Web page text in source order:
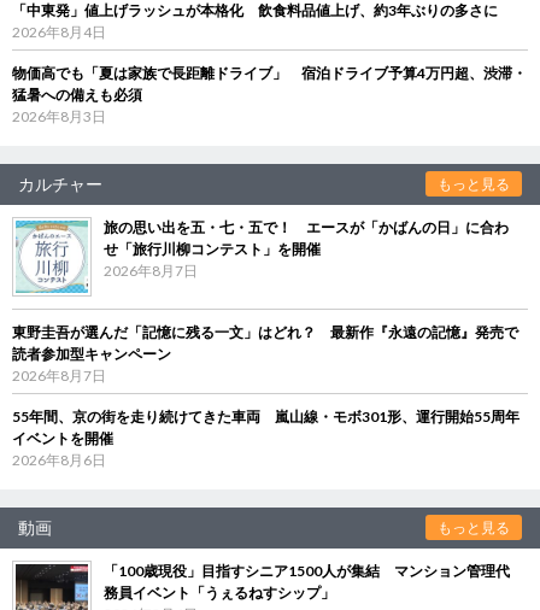
「中東発」値上げラッシュが本格化 飲食料品値上げ、約3年ぶりの多さに
2026年8月4日
物価高でも「夏は家族で長距離ドライブ」 宿泊ドライブ予算4万円超、渋滞・
猛暑への備えも必須
2026年8月3日
カルチャー もっと見る
旅の思い出を五・七・五で！ エースが「かばんの日」に合わ
せ「旅行川柳コンテスト」を開催
2026年8月7日
東野圭吾が選んだ「記憶に残る一文」はどれ？ 最新作『永遠の記憶』発売で
読者参加型キャンペーン
2026年8月7日
55年間、京の街を走り続けてきた車両 嵐山線・モボ301形、運行開始55周年
イベントを開催
2026年8月6日
動画 もっと見る
「100歳現役」目指すシニア1500人が集結 マンション管理代
務員イベント「うぇるねすシップ」